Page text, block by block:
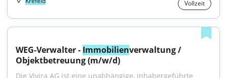
Vollzeit
WEG-Verwalter - Immobilienverwaltung /
Objektbetreuung (m/w/d)
Die Vivira AG ist eine unabhängige, inhabergeführte